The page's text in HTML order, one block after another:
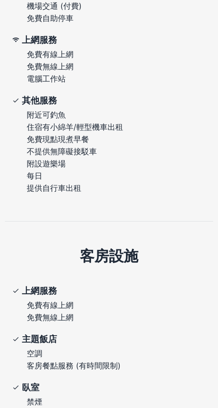
機場交通 (付費)
免費自助停車
上網服務
免費有線上網
免費無線上網
電腦工作站
其他服務
附近可釣魚
住宿有小綿羊/輕型機車出租
免費現點現煮早餐
不提供無障礙接駁車
附設遊樂場
每日
提供自行車出租
客房設施
上網服務
免費有線上網
免費無線上網
主題飯店
空調
客房餐點服務 (有時間限制)
臥室
禁煙